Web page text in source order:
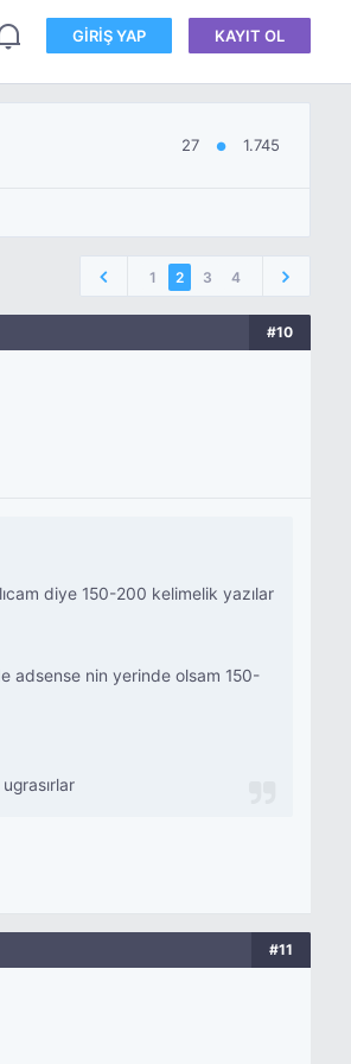
GIRIŞ YAP KAYIT OL
27 ● 1.745
1 2 3 4
#10
diye 150-200 kelimelik yazılar
adsense nin yerinde olsam 150-
#11